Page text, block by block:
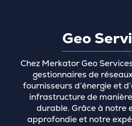
Geo
Chez Merkator Geo
gestionnaires de
fournisseurs d’énergie et
infrastructure de
durable. Grâce à notre
approfondie et notre